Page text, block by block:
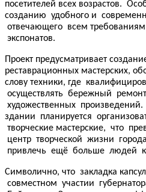
посетителей всех возрастов.
созданию удобного и
отвечающего всем
экспонатов.
Проект предусматривает
реставрационных мастерских,
слову техники, где
осуществлять бережный
художественных
здании планируется
творческие мастерские, что
центр творческой жизни
привлечь ещё больше людей к
Символично, что закладка
совместном участии